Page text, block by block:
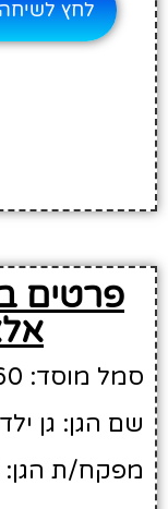
לחץ לשיחה
פרטים
סמל מוסד: 433060
שם הגן: גן
מפקח/ת הגן: